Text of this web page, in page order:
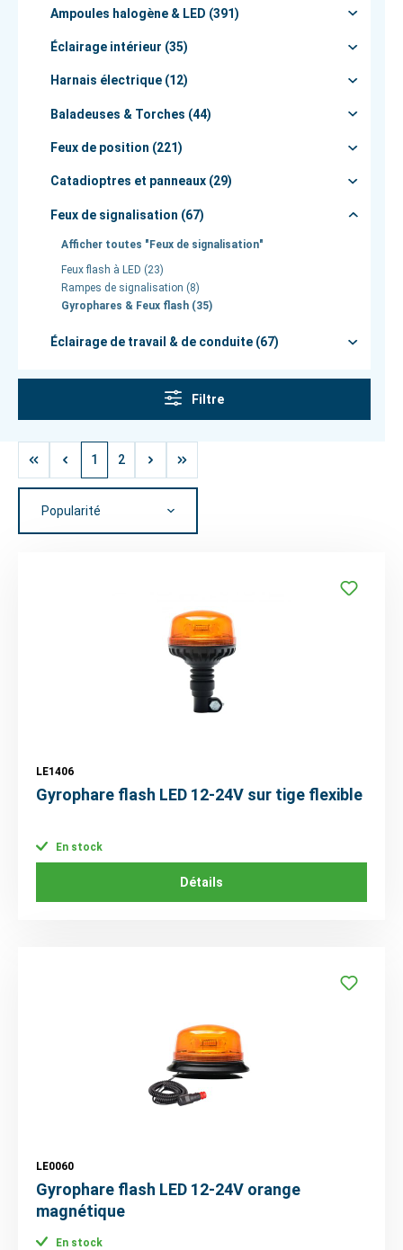
Ampoules halogène & LED (391)
Éclairage intérieur (35)
Harnais électrique (12)
Baladeuses & Torches (44)
Feux de position (221)
Catadioptres et panneaux (29)
Feux de signalisation (67)
Afficher toutes "Feux de signalisation"
Feux flash à LED (23)
Rampes de signalisation (8)
Gyrophares & Feux flash (35)
Éclairage de travail & de conduite (67)
Filtre
1 2
LE1406
Gyrophare flash LED 12-24V sur tige flexible
En stock
Détails
LE0060
Gyrophare flash LED 12-24V orange
magnétique
En stock